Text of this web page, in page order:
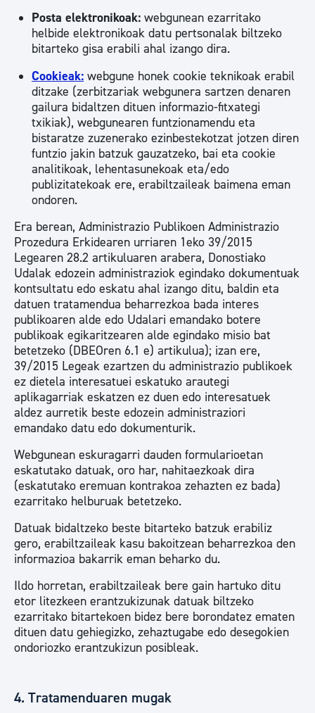
Posta elektronikoak: webgunean ezarritako
helbide elektronikoak datu pertsonalak biltzeko
bitarteko gisa erabili ahal izango dira.
Cookieak: webgune honek cookie teknikoak erabil
ditzake (zerbitzariak webgunera sartzen denaren
gailura bidaltzen dituen informazio-fitxategi
txikiak), webgunearen funtzionamendu eta
bistaratze zuzenerako ezinbestekotzat jotzen diren
funtzio jakin batzuk gauzatzeko, bai eta cookie
analitikoak, lehentasunekoak eta/edo
publizitatekoak ere, erabiltzaileak baimena eman
ondoren.
Era berean, Administrazio Publikoen Administrazio
Prozedura Erkidearen urriaren 1eko 39/2015
Legearen 28.2 artikuluaren arabera, Donostiako
Udalak edozein administraziok egindako dokumentuak
kontsultatu edo eskatu ahal izango ditu, baldin eta
datuen tratamendua beharrezkoa bada interes
publikoaren alde edo Udalari emandako botere
publikoak egikaritzearen alde egindako misio bat
betetzeko (DBEOren 6.1 e) artikulua); izan ere,
39/2015 Legeak ezartzen du administrazio publikoek
ez dietela interesatuei eskatuko arautegi
aplikagarriak eskatzen ez duen edo interesatuek
aldez aurretik beste edozein administraziori
emandako datu edo dokumenturik.
Webgunean eskuragarri dauden formularioetan
eskatutako datuak, oro har, nahitaezkoak dira
(eskatutako eremuan kontrakoa zehazten ez bada)
ezarritako helburuak betetzeko.
Datuak bidaltzeko beste bitarteko batzuk erabiliz
gero, erabiltzaileak kasu bakoitzean beharrezkoa den
informazioa bakarrik eman beharko du.
Ildo horretan, erabiltzaileak bere gain hartuko ditu
etor litezkeen erantzukizunak datuak biltzeko
ezarritako bitartekoen bidez bere borondatez ematen
dituen datu gehiegizko, zehaztugabe edo desegokien
ondoriozko erantzukizun posibleak.
4. Tratamenduaren mugak